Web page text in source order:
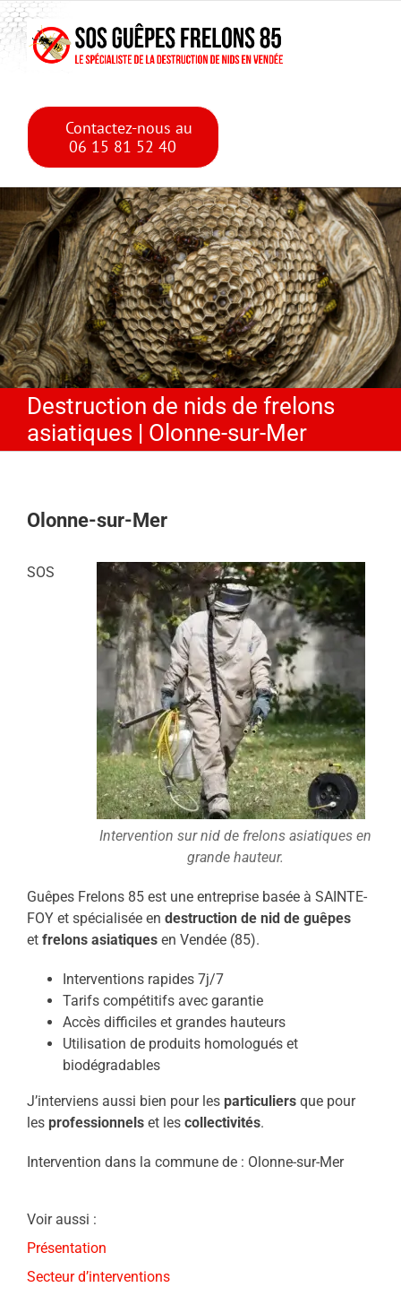
Skip to main content
Skip
to
content
Contactez-nous au
06 15 81 52 40
Destruction de nids de frelons
asiatiques | Olonne-sur-Mer
Olonne-sur-Mer
Intervention sur nid de frelons asiatiques en
grande hauteur.
SOS
Guêpes Frelons 85 est une entreprise basée à SAINTE-
FOY et spécialisée en destruction de nid de guêpes
et frelons asiatiquesen Vendée (85).
Interventions rapides 7j/7
Tarifs compétitifs avec garantie
Accès difficiles et grandes hauteurs
Utilisation de produits homologués et
biodégradables
J’interviens aussi bien pour les particuliersque pour
les professionnelset les collectivités.
Intervention dans la commune de : Olonne-sur-Mer
Voir aussi :
Présentation
Secteur d’interventions